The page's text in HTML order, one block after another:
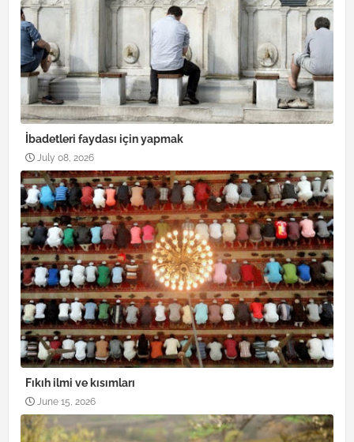
İbadetleri faydası için yapmak
July 08, 2026
Fıkıh ilmi ve kısımları
June 15, 2026